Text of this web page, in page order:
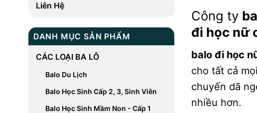
Liên Hệ
DANH MỤC SẢN PHẨM
CÁC LOẠI BA LÔ
Balo Du Lịch
Balo Học Sinh Cấp 2, 3, Sinh Viên
Balo Học Sinh Mầm Non - Cấp 1
Công ty
đi học nữ
balo đi học
cho tất cả
chuyến dã
nhiều hơn.